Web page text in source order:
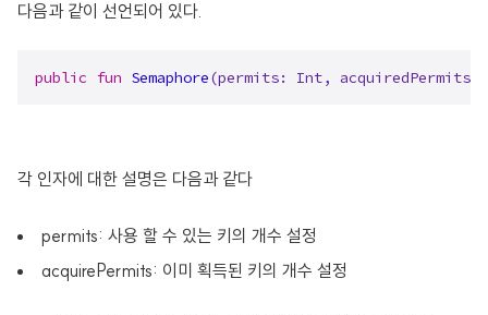
다음과 같이 선언되어 있다.
public fun Semaphore(permits: Int, acquiredPermits:
각 인자에 대한 설명은 다음과 같다
permits: 사용 할 수 있는 키의 개수 설정
acquirePermits: 이미 획득된 키의 개수 설정